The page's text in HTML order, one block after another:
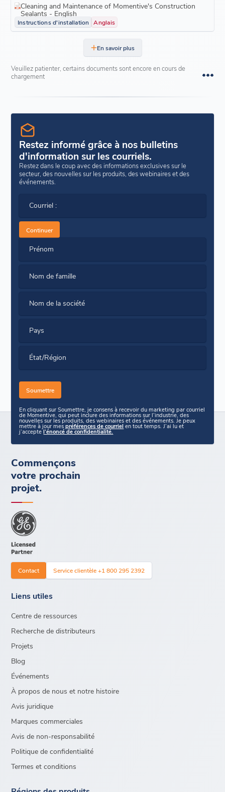
Cleaning and Maintenance of Momentive's Construction
Sealants - English
Instructions d'installation Anglais
En savoir plus
Veuillez patienter, certains documents sont encore en cours de
chargement
Restez informé grâce à nos bulletins
d'information sur les courriels.
Restez dans le coup avec des informations exclusives sur le
secteur, des nouvelles sur les produits, des webinaires et des
événements.
Courriel :
Continuer
Prénom
Nom de famille
Nom de la société
Pays
État/Région
En cliquant sur Soumettre, je consens à recevoir du marketing par courriel
de Momentive, qui peut inclure des informations sur l’industrie, des
nouvelles sur les produits, des webinaires et des événements. Je peux
mettre à jour mespréférences de courriel en tout temps. J’ai lu et
j’acceptel’énoncé de confidentialité.
Commençons
votre prochain
projet.
Contact Service clientèle +1 800 295 2392
Liens utiles
Centre de ressources
Recherche de distributeurs
Projets
Blog
Événements
À propos de nous et notre histoire
Avis juridique
Marques commerciales
Avis de non-responsabilité
Politique de confidentialité
Termes et conditions